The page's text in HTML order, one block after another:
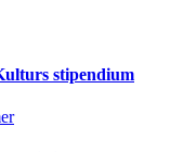
stipendium
om